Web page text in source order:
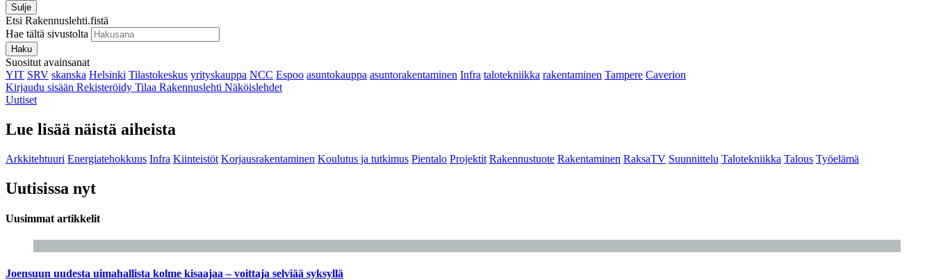
Sulje
Etsi Rakennuslehti.fistä
Hae tältä sivustolta
Haku
Suositut avainsanat
YIT SRV skanska Helsinki Tilastokeskus yrityskauppa NCC Espoo asuntokauppa asuntorakentaminen Infra talotekniikka rakentaminen Tampere Caverion
Kirjaudu sisään Rekisteröidy Tilaa Rakennuslehti Näköislehdet
Uutiset
Lue lisää näistä aiheista
Arkkitehtuuri Energiatehokkuus Infra Kiinteistöt Korjausrakentaminen Koulutus ja tutkimus Pientalo Projektit Rakennustuote Rakentaminen RaksaTV Suunnittelu Talotekniikka Talous Työelämä
Uutisissa nyt
Uusimmat artikkelit
Joensuun uudesta uimahallista kolme kisaajaa – voittaja selviää syksyllä